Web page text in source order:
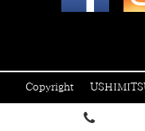
Copyright ©